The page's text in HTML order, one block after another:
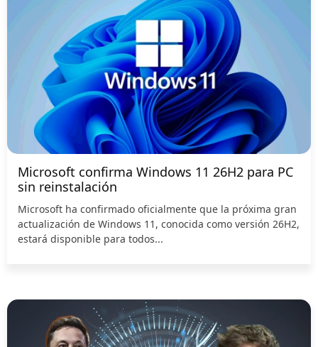
Microsoft confirma Windows 11 26H2 para PC
sin reinstalación
Microsoft ha confirmado oficialmente que la próxima gran
actualización de Windows 11, conocida como versión 26H2,
estará disponible para todos...